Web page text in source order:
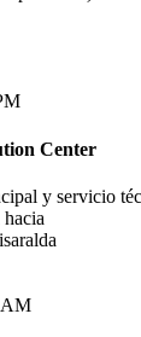
Center
y servicio
AM